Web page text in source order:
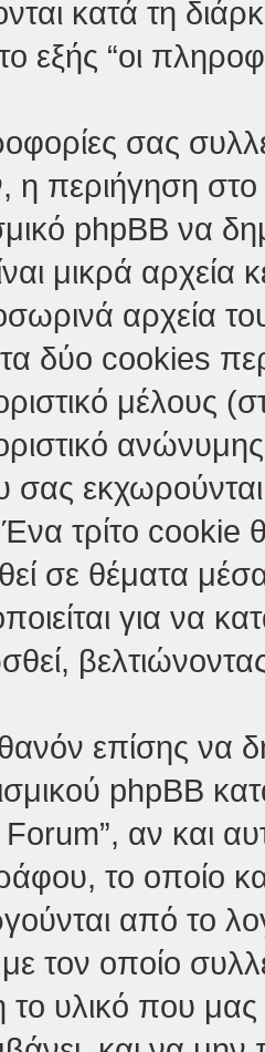
κατά τη
εξής “οι
σας
η περιήγηση στο
phpBB να
μικρά αρχεία
αρχεία
δύο cookies
μέλους
σας
τρίτο cookie
σε θέματα
για να
επίσης να
phpBB
αν και
το οποίο
από το
τον οποίο
το υλικό που